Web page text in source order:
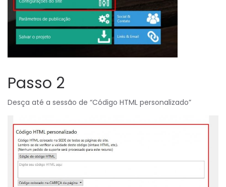
Passo 2
Desça até a sessão de “Código HTML personalizado”